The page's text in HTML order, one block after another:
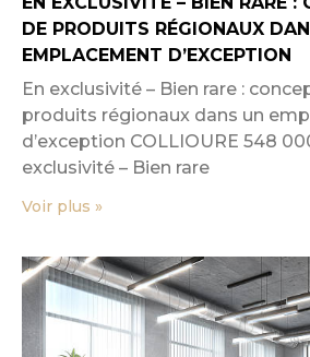
DE PRODUITS RÉGIONAUX
EMPLACEMENT D’EXCEPTION
En exclusivité – Bien rare :
produits régionaux dans un
d’exception COLLIOURE 548
exclusivité – Bien rare
Voir plus »